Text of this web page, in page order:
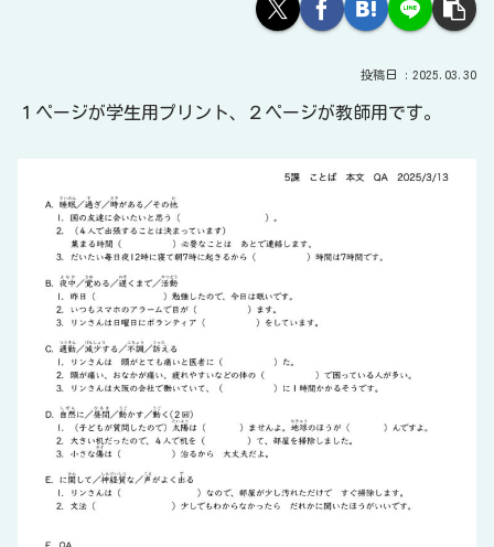
2025.03.30
１ページが学生用プリント、２ページが教師用です。